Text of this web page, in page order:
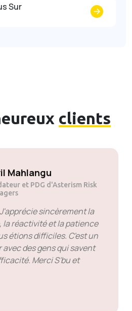
Sur
clients
Motsoane
et PDG de Mogen Pty
SiveHost en avance -
a généralement une
et est généralement
à l'avance. Il y a des
une réponse mais ce
à leur reprocher. Ils